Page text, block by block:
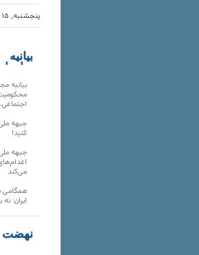
پنجشنبه, ۱۵ مرداد , ۱۴۰۵ |
بیانیه
بیانیه
جبهه
کنید!
جبهه
می‌کند
همگامی
ایران:
نهضت